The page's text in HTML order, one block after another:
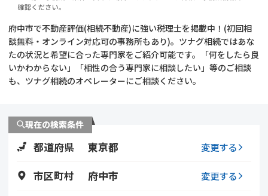
相続登記
遺留分侵害額請求
相続手続き
コラム
相続手続き
遺言
府中市で不動産評価(相続不動産)に強い税理士を掲載中！(初回相
談無料・オンライン対応可の事務所もあり)。ツナグ相続ではあな
たの状況と希望に合った専門家をご紹介可能です。「何をしたら良
いかわからない」「相性の合う専門家に相談したい」等のご相談
も、ツナグ相続のオペレーターにご相談ください。
現在の検索条件
都道府県 東京都 変更する
市区町村 府中市 変更する